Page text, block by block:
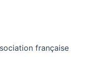
new window)française